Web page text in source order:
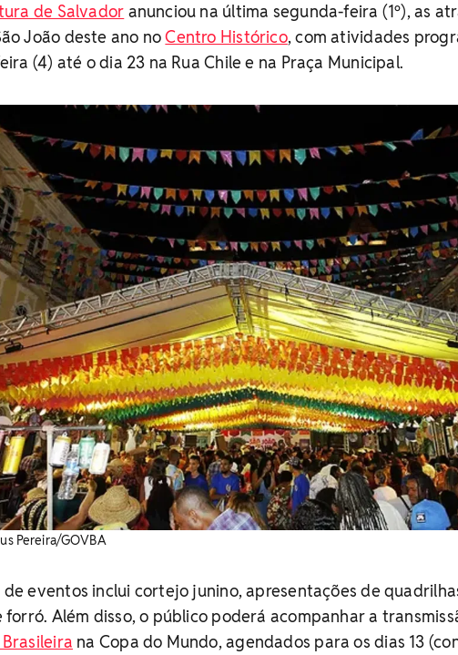
de Salvador anunciou na última segunda-feira (1º), as
João deste ano noCentro Histórico, com atividades
(4) até o dia 23 na Rua Chile e na Praça Municipal.
Pereira/GOVBA
eventos inclui cortejo junino, apresentações de
forró. Além disso, o público poderá acompanhar a
na Copa do Mundo, agendados para os dias 13